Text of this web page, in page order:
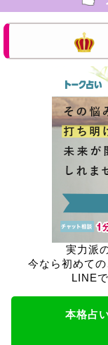
実力派
今なら初めて
LINE
本格占